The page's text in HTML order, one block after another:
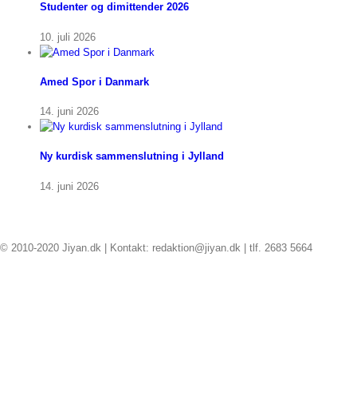
Studenter og dimittender 2026
10. juli 2026
Amed Spor i Danmark
14. juni 2026
Ny kurdisk sammenslutning i Jylland
14. juni 2026
© 2010-2020 Jiyan.dk | Kontakt: redaktion@jiyan.dk | tlf. 2683 5664